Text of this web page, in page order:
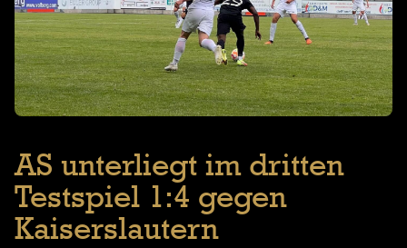
AS unterliegt im dritten
Testspiel 1:4 gegen
Kaiserslautern